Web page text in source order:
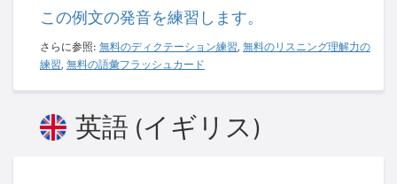
この例文の発音を練習します。
さらに参照: 無料のディクテーション練習, 無料のリスニング理解力の
練習, 無料の語彙フラッシュカード
英語 (イギリス)